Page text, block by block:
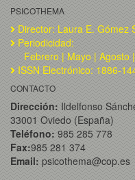
PSICOTHEMA
Director: Laura E. Gómez
Periodicidad:
Febrero | Mayo | Agosto
ISSN Electrónico: 1886-
CONTACTO
Dirección: Ildelfonso
33001 Oviedo (España)
Teléfono: 985 285 778
Fax:985 281 374
Email: psicothema@cop.es